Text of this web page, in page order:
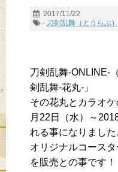
2017/11/22
- 刀剣乱舞（とうらぶ）
刀剣乱舞-ONLINE-
剣乱舞-花丸-」
その花丸とカラオ
月22日（水）～
れる事になりました
オリジナルコース
を販売との事です！